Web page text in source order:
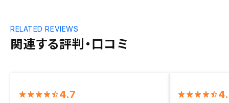
関連する評判・口コミ
RELATED REVIEWS
4.7